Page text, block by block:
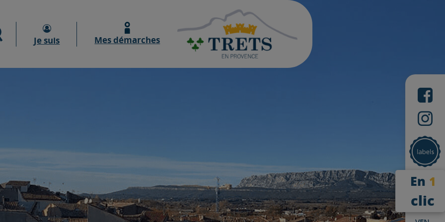
Moteur de recherche
Je suis Mes démarches
En 1
clic